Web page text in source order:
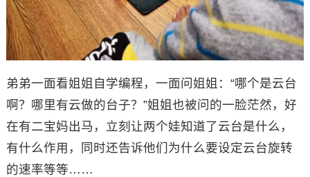
弟弟一面看姐姐自学编程，一面问姐姐：“哪个是云台
啊？哪里有云做的台子？”姐姐也被问的一脸茫然，好
在有二宝妈出马，立刻让两个娃知道了云台是什么，
有什么作用，同时还告诉他们为什么要设定云台旋转
的速率等等……